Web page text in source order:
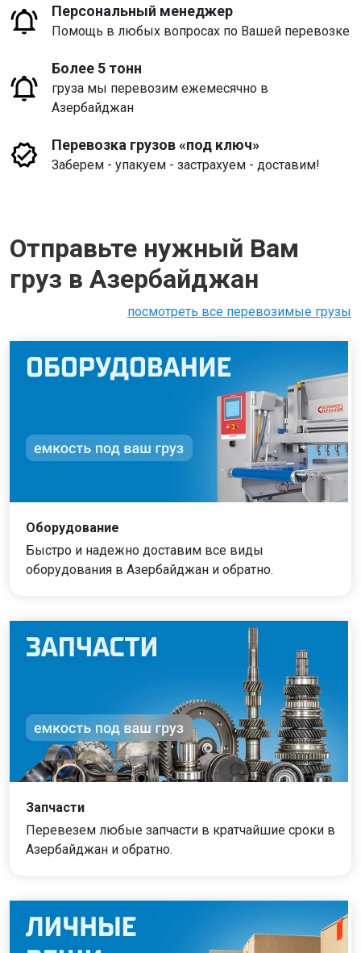
Персональный менеджер
Помощь в любых вопросах по Вашей перевозке
Более 5 тонн
груза мы перевозим ежемесячно в
Азербайджан
Перевозка грузов «под ключ»
Заберем - упакуем - застрахуем - доставим!
Отправьте нужный Вам
груз в Азербайджан
посмотреть все перевозимые грузы
Оборудование
Быстро и надежно доставим все виды
оборудования в Азербайджан и обратно.
Запчасти
Перевезем любые запчасти в кратчайшие сроки в
Азербайджан и обратно.